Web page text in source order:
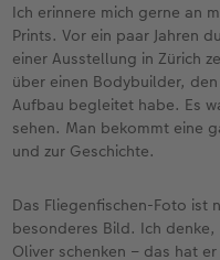
Ich erinnere mich gerne an
Prints. Vor ein paar Jahren
einer Ausstellung in Zürich
über einen Bodybuilder,
Aufbau begleitet habe. Es
sehen. Man bekommt eine
und zur Geschichte.
Das Fliegenfischen-Foto ist
besonderes Bild. Ich
Oliver schenken – das hat